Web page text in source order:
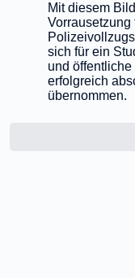
Mit diesem
Vorrausetzung
sich für ein
und
erfolgreich
übernommen.